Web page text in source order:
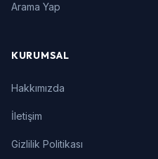
Arama Yap
KURUMSAL
Hakkımızda
İletişim
Gizlilik Politikası